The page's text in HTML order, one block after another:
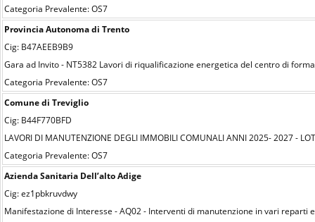
Categoria Prevalente: OS7
Provincia Autonoma di Trento
Cig: B47AEEB9B9
Gara ad Invito - NT5382 Lavori di riqualificazione energetica del centro di
Categoria Prevalente: OS7
Comune di Treviglio
Cig: B44F770BFD
LAVORI DI MANUTENZIONE DEGLI IMMOBILI COMUNALI ANNI 2025- 2027 -
Categoria Prevalente: OS7
Azienda Sanitaria Dell’alto Adige
Cig: ez1pbkruvdwy
Manifestazione di Interesse - AQ02 - Interventi di manutenzione in vari